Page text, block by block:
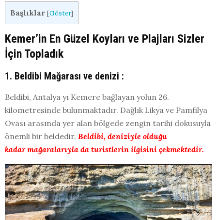
Başlıklar [Göster]
Kemer’in En Güzel Koyları ve Plajları Sizler
İçin Topladık
1. Beldibi Mağarası ve denizi :
Beldibi, Antalya yı Kemere bağlayan yolun 26.
kilometresinde bulunmaktadır. Dağlık Likya ve Pamfilya
Ovası arasında yer alan bölgede zengin tarihi dokusuyla
önemli bir beldedir. Beldibi, deniziyle olduğu
kadar mağaralarıyla da turistlerin ilgisini çekmektedir.